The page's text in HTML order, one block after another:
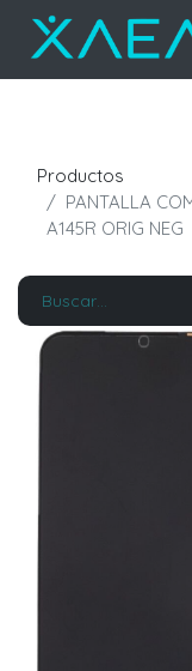
Productos
PANTALLA
A145R ORIG NEG